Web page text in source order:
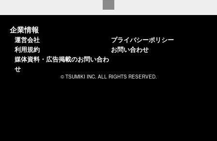
企業情報
運営会社
利用規約
媒体資料・広告掲載のお問い合わ
せ
プライバシーポリシー
お問い合わせ
© TSUMIKI INC. ALL RIGHTS RESERVED.